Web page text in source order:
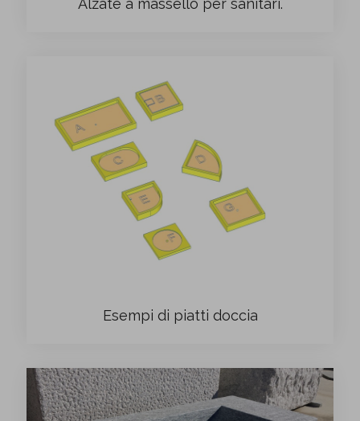
Alzate a massello per sanitari.
Esempi di piatti doccia